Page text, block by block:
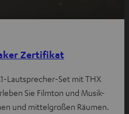
Zertifikat
Lautsprecher-Set mit THX
Sie Filmton und Musik-
und mittelgroßen Räumen.